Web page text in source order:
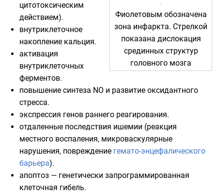
Фиолетовым обозначена
зона инфаркта. Стрелкой
показана дислокация
срединных структур
головного мозга
цитотоксическим
действием).
внутриклеточное
накопление кальция.
активация
внутриклеточных
ферментов.
повышение синтеза NO и развитие оксидантного
стресса.
экспрессия генов раннего реагирования.
отдаленные последствия ишемии (реакция
местного воспаления, микроваскулярные
нарушения, повреждение гемато-энцефалического
барьера).
апоптоз — генетически запрограммированная
клеточная гибель.